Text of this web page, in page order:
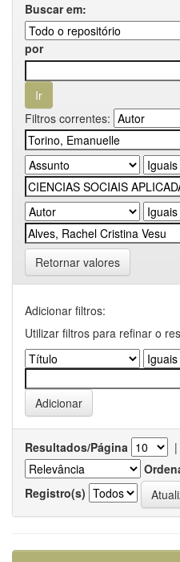
Buscar em:
por
Filtros correntes:
Retornar valores
Adicionar filtros:
Utilizar filtros para refinar o
Resultados/Página |
Registro(s)